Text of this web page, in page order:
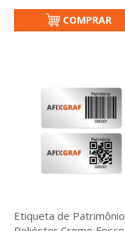
COMPRAR
Etiqueta de Patrimônio